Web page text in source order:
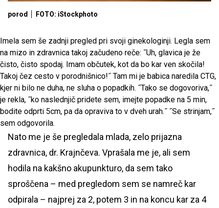
porod FOTO: iStockphoto
Imela sem še zadnji pregled pri svoji ginekologinji. Legla sem
na mizo in zdravnica takoj začudeno reče: ˝Uh, glavica je že
čisto, čisto spodaj. Imam občutek, kot da bo kar ven skočila!
Takoj čez cesto v porodnišnico!˝ Tam mi je babica naredila CTG,
kjer ni bilo ne duha, ne sluha o popadkih. ˝Tako se dogovoriva,˝
je rekla, ˝ko naslednjič pridete sem, imejte popadke na 5 min,
bodite odprti 5cm, pa da opraviva to v dveh urah.˝ ˝Se strinjam,˝
sem odgovorila.
Nato me je še pregledala mlada, zelo prijazna
zdravnica, dr. Krajnčeva. Vprašala me je, ali sem
hodila na kakšno akupunkturo, da sem tako
sproščena – med pregledom sem se namreč kar
odpirala – najprej za 2, potem 3 in na koncu kar za 4